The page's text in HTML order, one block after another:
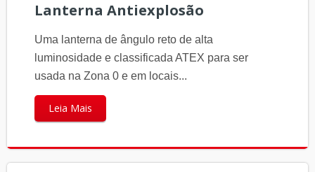
Lanterna Antiexplosão
Uma lanterna de ângulo reto de alta
luminosidade e classificada ATEX para ser
usada na Zona 0 e em locais...
Leia Mais